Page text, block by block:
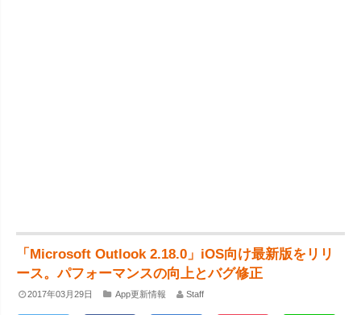
「Microsoft Outlook 2.18.0」iOS向け最新版をリリ
ース。パフォーマンスの向上とバグ修正
2017年03月29日 App更新情報 Staff